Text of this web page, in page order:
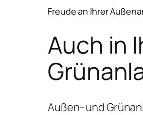
Freude an Ihrer
Auch in
Außen- und